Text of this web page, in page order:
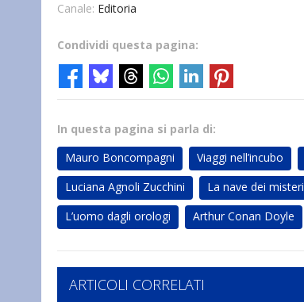
Canale: Editoria
Condividi questa pagina:
In questa pagina si parla di:
Mauro Boncompagni
Viaggi nell’incubo
Luciana Agnoli Zucchini
La nave dei misteri
L’uomo dagli orologi
Arthur Conan Doyle
ARTICOLI CORRELATI